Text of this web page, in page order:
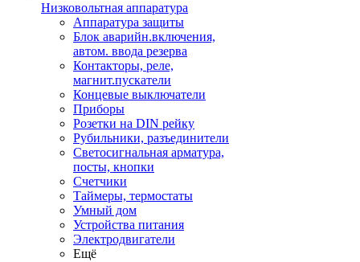
Низковольтная аппаратура
Аппаратура защиты
Блок аварийн.включения,
автом. ввода резерва
Контакторы, реле,
магнит.пускатели
Концевые выключатели
Приборы
Розетки на DIN рейку
Рубильники, разъединители
Светосигнальная арматура,
посты, кнопки
Счетчики
Таймеры, термостаты
Умный дом
Устройства питания
Электродвигатели
Ещё